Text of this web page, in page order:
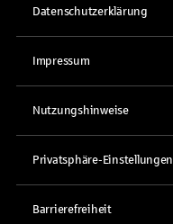
Datenschutzerklärung
Impressum
Nutzungshinweise
Privatsphäre-Einstellungen
Barrierefreiheit